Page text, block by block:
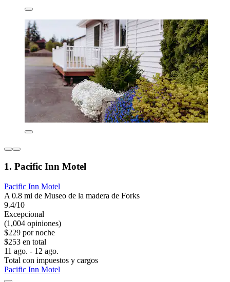
1. Pacific Inn Motel
Pacific Inn Motel
A 0.8 mi de Museo de la madera de Forks
9.4/10
Excepcional
(1,004 opiniones)
$229 por noche
$253 en total
11 ago. - 12 ago.
Total con impuestos y cargos
Pacific Inn Motel